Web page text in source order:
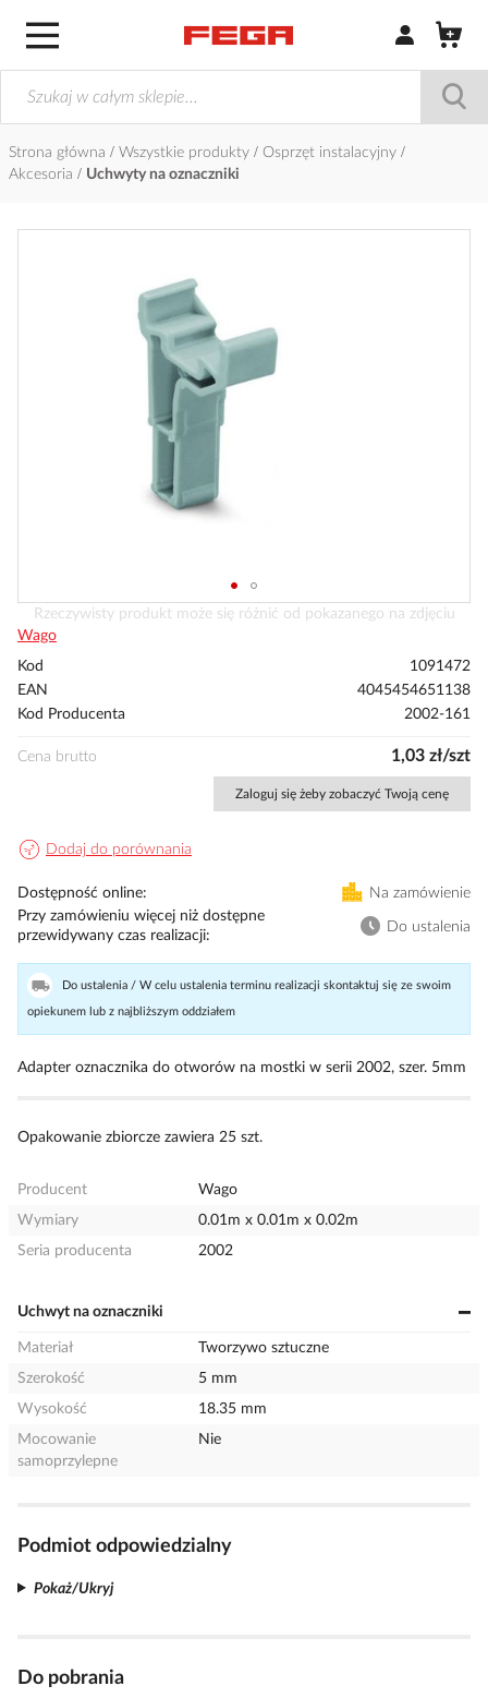
Zaloguj się /
Strona główna Wszystkie produkty
Osprzęt instalacyjny
Akcesoria
Uchwyty na oznaczniki
Przejdź
na
początek
Rzeczywisty produkt może się różnić od pokazanego na zdjęciu
Wago
Kod
1091472
EAN
4045454651138
Kod Producenta
2002-161
Cena brutto 1,03 zł/szt
Zaloguj się żeby zobaczyć Twoją cenę
Dodaj do porównania
Dostępność online
Na zamówienie
Przy zamówieniu więcej niż dostępne
przewidywany czas realizacji
Do ustalenia
Do ustalenia / W celu ustalenia terminu realizacji skontaktuj się ze swoim
opiekunem lub z najbliższym oddziałem
Adapter oznacznika do otworów na mostki w serii 2002, szer. 5mm
Opakowanie zbiorcze zawiera 25 szt.
Producent
Wago
Wymiary
0.01m x 0.01m x 0.02m
Seria producenta
2002
Uchwyt na oznaczniki
Materiał
Tworzywo sztuczne
Szerokość
5 mm
Wysokość
18.35 mm
Mocowanie
samoprzylepne
Nie
Podmiot odpowiedzialny
Pokaż/Ukryj
Do pobrania